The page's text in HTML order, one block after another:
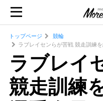
トップページ
競輪
ラブレイセンらが苦戦 競走訓練
ラブレイ
競走訓練